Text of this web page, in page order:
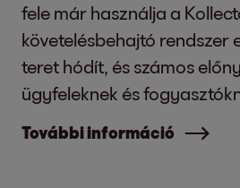
fele már használja a
követelésbehajtó rendszer
teret hódít, és számos
ügyfeleknek és
További információ